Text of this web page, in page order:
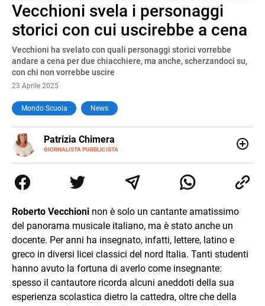
Vecchioni svela i personaggi
storici con cui uscirebbe a cena
Vecchioni ha svelato con quali personaggi storici vorrebbe
andare a cena per due chiacchiere, ma anche, scherzandoci su,
con chi non vorrebbe uscire
23 Aprile 2025
Mondo Scuola News
Patrizia Chimera
GIORNALISTA PUBBLICISTA
E-
MAIL
LINKEDIN
collaborato con grandi gruppi editoriali e agenzie di
comunicazione specializzandosi nella scrittura di articoli
Roberto Vecchioni non è solo un cantante amatissimo
del panorama musicale italiano, ma è stato anche un
docente. Per anni ha insegnato, infatti, lettere, latino e
greco in diversi licei classici del nord Italia. Tanti studenti
hanno avuto la fortuna di averlo come insegnante:
spesso il cantautore ricorda alcuni aneddoti della sua
esperienza scolastica dietro la cattedra, oltre che della